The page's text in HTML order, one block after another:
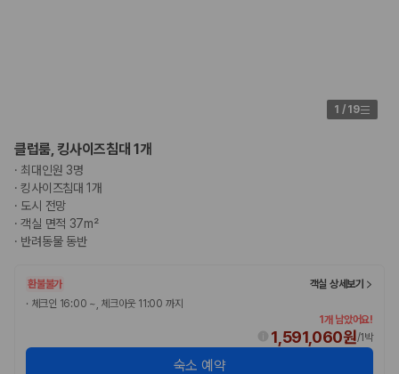
1 / 19
클럽룸, 킹사이즈침대 1개
· 최대인원 3명
·킹사이즈침대 1개
· 도시 전망
·객실 면적 37m²
· 반려동물 동반
환불불가
객실 상세보기
· 체크인 16:00 ~, 체크아웃 11:00 까지
1개 남았어요!
1,591,060원/1박
숙소 예약